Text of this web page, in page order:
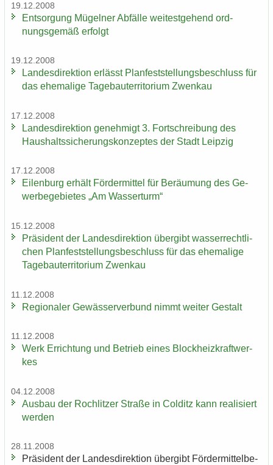
19.12.2008
Ent­sor­gung Mü­gel­ner Ab­fäl­le wei­test­ge­hend ord­
nungs­ge­mäß er­folgt
19.12.2008
Lan­des­di­rek­ti­on er­lässt Plan­fest­stel­lungs­be­schluss für
das ehe­ma­li­ge Ta­ge­bau­ter­ri­to­ri­um Zwenkau
17.12.2008
Lan­des­di­rek­ti­on ge­neh­migt 3. Fort­schrei­bung des
Haus­halts­si­che­rungs­kon­zep­tes der Stadt Leip­zig
17.12.2008
Ei­len­burg er­hält För­der­mit­tel für Be­räu­mung des Ge­
wer­be­ge­bie­tes „Am Was­ser­turm“
15.12.2008
Prä­si­dent der Lan­des­di­rek­ti­on über­gibt was­ser­recht­li­
chen Plan­fest­stel­lungs­be­schluss für das ehe­ma­li­ge
Ta­ge­bau­ter­ri­to­ri­um Zwenkau
11.12.2008
Re­gio­na­ler Ge­wäs­ser­ver­bund nimmt wei­ter Ge­stalt
11.12.2008
Werk Er­rich­tung und Be­trieb eines Block­heiz­kraft­wer­
kes
04.12.2008
Aus­bau der Roch­lit­zer Stra­ße in Col­ditz kann rea­li­siert
wer­den
28.11.2008
Prä­si­dent der Lan­des­di­rek­ti­on über­gibt För­der­mit­tel­be­